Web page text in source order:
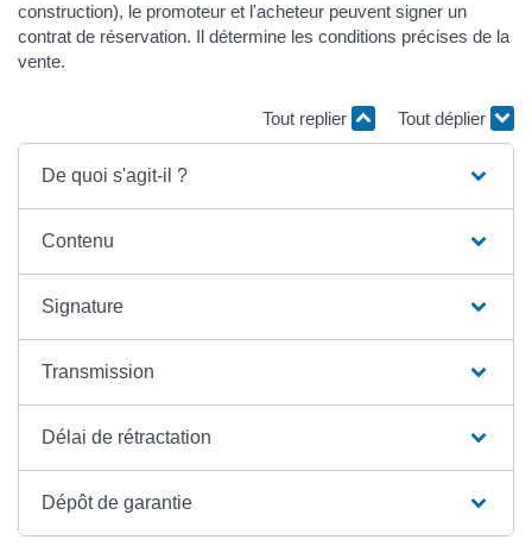
construction), le promoteur et l'acheteur peuvent signer un
contrat de réservation. Il détermine les conditions précises de la
vente.
Tout replier Tout déplier
De quoi s'agit-il ?
Contenu
Signature
Transmission
Délai de rétractation
Dépôt de garantie